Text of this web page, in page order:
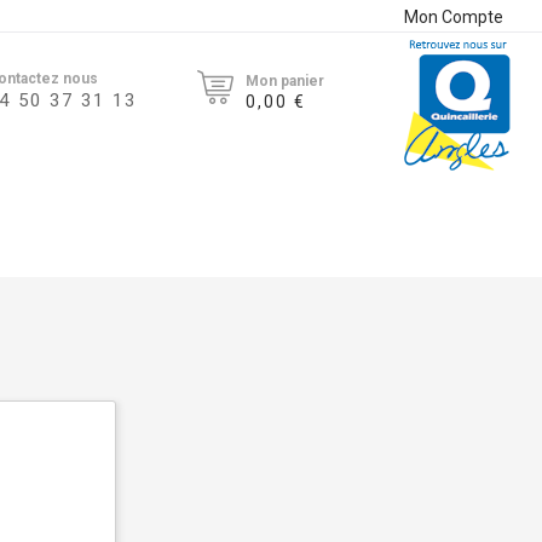
Mon Compte
nous
50 37 31 13
Mon panier
0,00 €